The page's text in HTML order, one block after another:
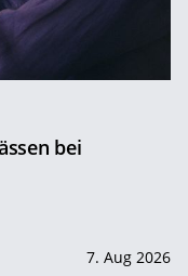
bei
7. Aug 2026